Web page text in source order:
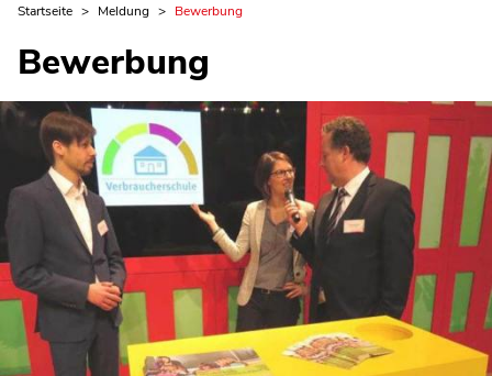
Startseite Meldung Bewerbung
Bewerbung